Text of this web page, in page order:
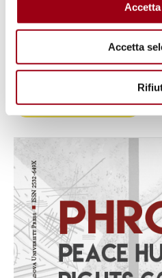
Accetta
dialogo
Percorsi
Centro diritti umani